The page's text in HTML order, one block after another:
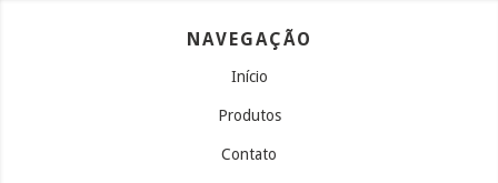
NAVEGAÇÃO
Início
Produtos
Contato